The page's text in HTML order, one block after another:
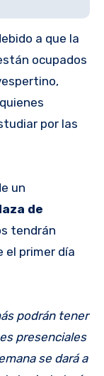
a que la
ocupados
por las
un
de
tendrán
el primer día
podrán tener
presenciales
se dará a